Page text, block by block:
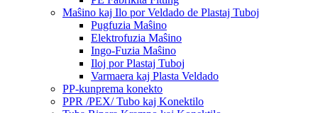
Maŝino kaj Ilo por Veldado de Plastaj Tuboj
Pugfuzia Maŝino
Elektrofuzia Maŝino
Ingo-Fuzia Maŝino
Iloj por Plastaj Tuboj
Varmaera kaj Plasta Veldado
PP-kunprema konekto
PPR /PEX/ Tubo kaj Konektilo